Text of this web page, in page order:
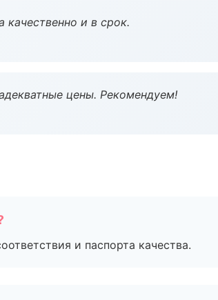
качественно и в срок.
цены. Рекомендуем!
и паспорта качества.